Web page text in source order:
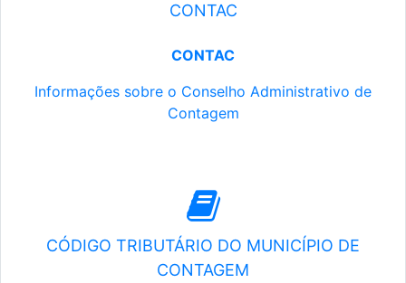
CONTAC
CONTAC
Informações sobre o Conselho Administrativo de
Contagem
CÓDIGO TRIBUTÁRIO DO MUNICÍPIO DE
CONTAGEM